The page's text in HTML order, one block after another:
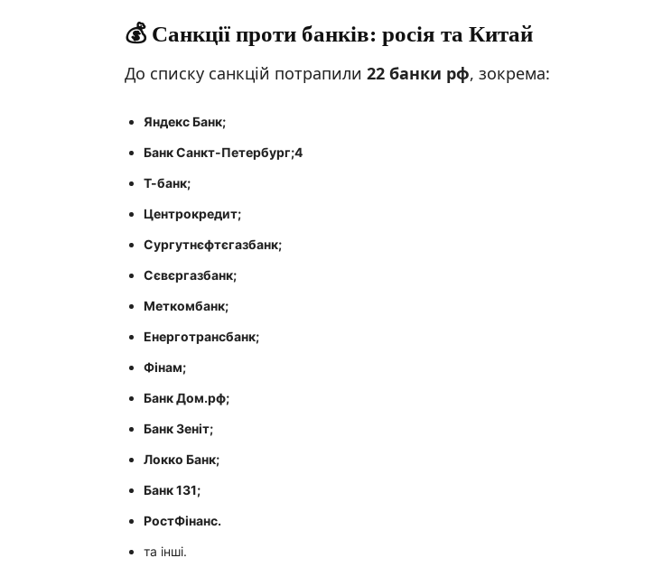
💰 Санкції проти банків: росія та Китай
До списку санкцій потрапили 22 банки рф, зокрема:
Яндекс Банк;
Банк Санкт-Петербург;4
Т-банк;
Центрокредит;
Сургутнєфтєгазбанк;
Сєвєргазбанк;
Меткомбанк;
Енерготрансбанк;
Фінам;
Банк Дом.рф;
Банк Зеніт;
Локко Банк;
Банк 131;
РостФінанс.
та інші.